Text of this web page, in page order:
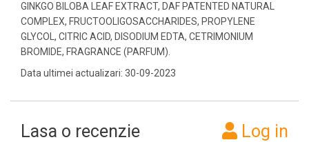
GINKGO BILOBA LEAF EXTRACT, DAF PATENTED NATURAL
COMPLEX, FRUCTOOLIGOSACCHARIDES, PROPYLENE
GLYCOL, CITRIC ACID, DISODIUM EDTA, CETRIMONIUM
BROMIDE, FRAGRANCE (PARFUM).
Data ultimei actualizari: 30-09-2023
Lasa o recenzie Log in